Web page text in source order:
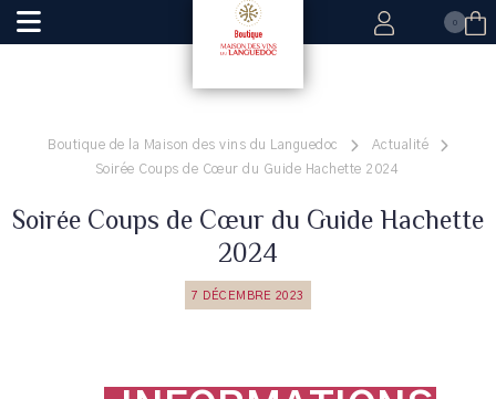
0
Boutique de la Maison des vins du Languedoc
Actualité
Soirée Coups de Cœur du Guide Hachette 2024
Soirée Coups de Cœur du Guide Hachette
2024
7 DÉCEMBRE 2023